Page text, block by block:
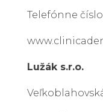
Telefónne číslo:
Lužák s.r.o.